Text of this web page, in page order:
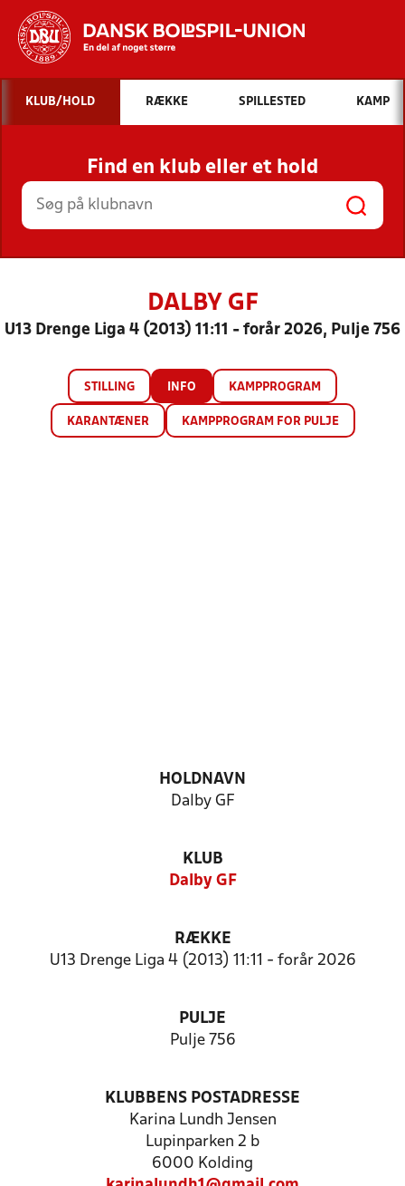
Hvad vil du søge efter?
INDHOLD OG NYHEDER
STILLINGER, RESULTATER, KLUBBER OG
HOLD
KLUB/HOLD RÆKKE SPILLESTED KAMP
Find en klub eller et hold
DALBY GF
U13 Drenge Liga 4 (2013) 11:11 - forår 2026, Pulje 756
STILLING INFO KAMPPROGRAM
KARANTÆNER KAMPPROGRAM FOR PULJE
HOLDNAVN
Dalby GF
KLUB
Dalby GF
RÆKKE
U13 Drenge Liga 4 (2013) 11:11 - forår 2026
PULJE
Pulje 756
KLUBBENS POSTADRESSE
Karina Lundh Jensen
Lupinparken 2 b
6000 Kolding